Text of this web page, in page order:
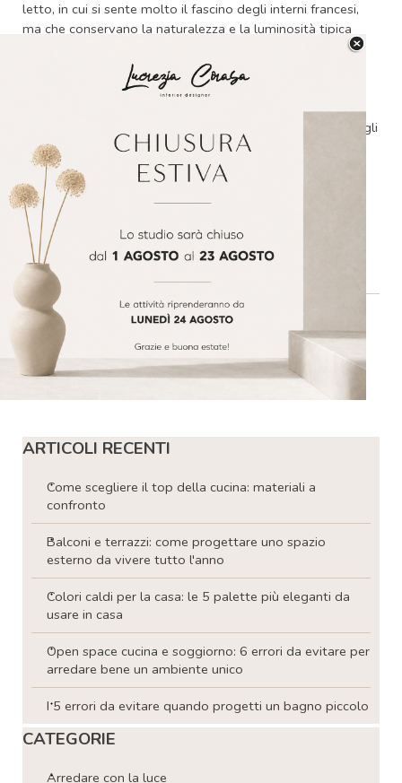
letto, in cui si sente molto il fascino degli interni francesi,
ma che conservano la naturalezza e la luminosità tipica
dello stile mediterraneo. Per il bagno, sono state scelte
superfici continue, in microcemento, abbinate ad una
grande lavabo in pietra e dettagli in legno.
Un sogno estivo in cui abbandonarsi , fuori dal tempo, dagli
impegni e dallo stress.
Vi aspetto qui sul blog con il prossimo appuntamento !
Lucrezia
Risorse di questo articolo:
Berrow Project:
https://berrowprojects.com/properties/canoneta-
townhouse-soller/
Salta blocco ARTICOLI RECENTI
ARTICOLI RECENTI
Come scegliere il top della cucina: materiali a
confronto
Balconi e terrazzi: come progettare uno spazio
esterno da vivere tutto l'anno
Colori caldi per la casa: le 5 palette più eleganti da
usare in casa
Open space cucina e soggiorno: 6 errori da evitare per
arredare bene un ambiente unico
I 5 errori da evitare quando progetti un bagno piccolo
Salta blocco CATEGORIE
CATEGORIE
Arredare con la luce